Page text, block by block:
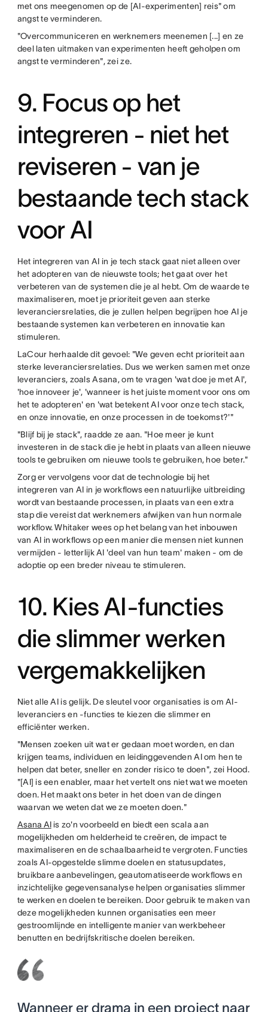
met ons meegenomen op de [AI-experimenten] reis" om
angst te verminderen.
"Overcommuniceren en werknemers meenemen [...] en ze
deel laten uitmaken van experimenten heeft geholpen om
angst te verminderen", zei ze.
9. Focus op het
integreren - niet het
reviseren - van je
bestaande tech stack
voor AI
Het integreren van AI in je tech stack gaat niet alleen over
het adopteren van de nieuwste tools; het gaat over het
verbeteren van de systemen die je al hebt. Om de waarde te
maximaliseren, moet je prioriteit geven aan sterke
leveranciersrelaties, die je zullen helpen begrijpen hoe AI je
bestaande systemen kan verbeteren en innovatie kan
stimuleren.
LaCour herhaalde dit gevoel: "We geven echt prioriteit aan
sterke leveranciersrelaties. Dus we werken samen met onze
leveranciers, zoals Asana, om te vragen 'wat doe je met AI',
'hoe innoveer je', 'wanneer is het juiste moment voor ons om
het te adopteren' en 'wat betekent AI voor onze tech stack,
en onze innovatie, en onze processen in de toekomst?'"
"Blijf bij je stack", raadde ze aan. "Hoe meer je kunt
investeren in de stack die je hebt in plaats van alleen nieuwe
tools te gebruiken om nieuwe tools te gebruiken, hoe beter."
Zorg er vervolgens voor dat de technologie bij het
integreren van AI in je workflows een natuurlijke uitbreiding
wordt van bestaande processen, in plaats van een extra
stap die vereist dat werknemers afwijken van hun normale
workflow. Whitaker wees op het belang van het inbouwen
van AI in workflows op een manier die mensen niet kunnen
vermijden - letterlijk AI 'deel van hun team' maken - om de
adoptie op een breder niveau te stimuleren.
10. Kies AI-functies
die slimmer werken
vergemakkelijken
Niet alle AI is gelijk. De sleutel voor organisaties is om AI-
leveranciers en -functies te kiezen die slimmer en
efficiënter werken.
"Mensen zoeken uit wat er gedaan moet worden, en dan
krijgen teams, individuen en leidinggevenden AI om hen te
helpen dat beter, sneller en zonder risico te doen", zei Hood.
"[AI] is een enabler, maar het vertelt ons niet wat we moeten
doen. Het maakt ons beter in het doen van de dingen
waarvan we weten dat we ze moeten doen."
Asana AIis zo'n voorbeeld en biedt een scala aan
mogelijkheden om helderheid te creëren, de impact te
maximaliseren en de schaalbaarheid te vergroten. Functies
zoals AI-opgestelde slimme doelen en statusupdates,
bruikbare aanbevelingen, geautomatiseerde workflows en
inzichtelijke gegevensanalyse helpen organisaties slimmer
te werken en doelen te bereiken. Door gebruik te maken van
deze mogelijkheden kunnen organisaties een meer
gestroomlijnde en intelligente manier van werkbeheer
benutten en bedrijfskritische doelen bereiken.
Wanneer er drama in een project naar